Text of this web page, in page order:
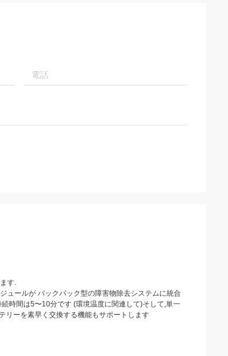
す.
ュールが バックパック型の障害物除去システムに統合
時間は5〜10分です (環境温度に関連して)そして,単一
リーを素早く交換する機能もサポートします